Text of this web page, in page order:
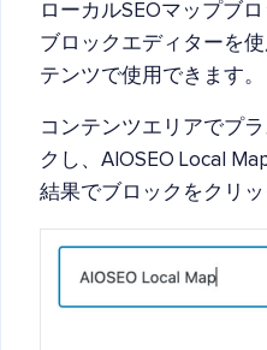
ローカルSEOマップブ
ブロックエディターを
テンツで使用できます。
コンテンツエリアでプ
クし、AIOSEO Local
結果でブロックをクリッ